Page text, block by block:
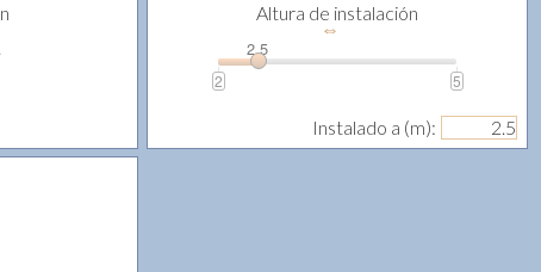
Altura de instalación
2.5
2 5
⇔
Instalado a (m):